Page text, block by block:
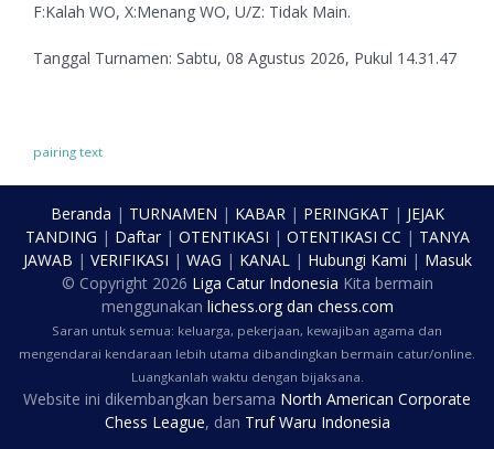
F:Kalah WO, X:Menang WO, U/Z: Tidak Main.
Tanggal Turnamen: Sabtu, 08 Agustus 2026, Pukul 14.31.47
pairing text
Beranda | TURNAMEN | KABAR| PERINGKAT | JEJAK
TANDING | Daftar| OTENTIKASI | OTENTIKASI CC | TANYA
JAWAB | VERIFIKASI | WAG | KANAL| Hubungi Kami | Masuk
© Copyright 2026 Liga Catur Indonesia Kita bermain
menggunakan lichess.orgdan chess.com
Saran untuk semua: keluarga, pekerjaan, kewajiban agama dan
mengendarai kendaraan lebih utama dibandingkan bermain catur/online.
Luangkanlah waktu dengan bijaksana.
Website ini dikembangkan bersama North American Corporate
Chess League, dan Truf Waru Indonesia